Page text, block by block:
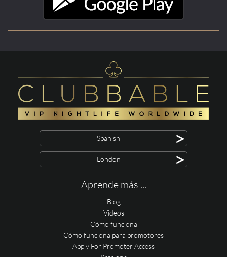
Spanish >
London >
Aprende más ...
Blog
Videos
Cómo funciona
Cómo funciona para promotores
Apply For Promoter Access